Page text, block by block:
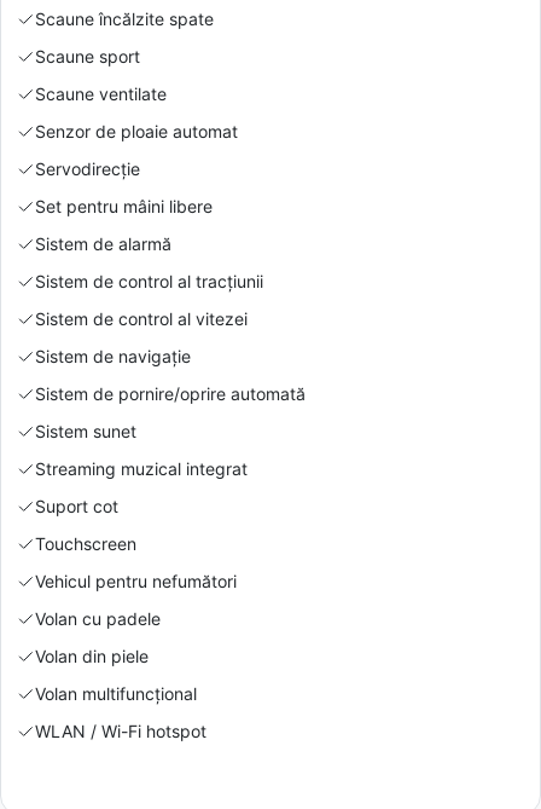
Scaune încălzite spate
Scaune sport
Scaune ventilate
Senzor de ploaie automat
Servodirecție
Set pentru mâini libere
Sistem de alarmă
Sistem de control al tracțiunii
Sistem de control al vitezei
Sistem de navigație
Sistem de pornire/oprire automată
Sistem sunet
Streaming muzical integrat
Suport cot
Touchscreen
Vehicul pentru nefumători
Volan cu padele
Volan din piele
Volan multifuncțional
WLAN / Wi-Fi hotspot